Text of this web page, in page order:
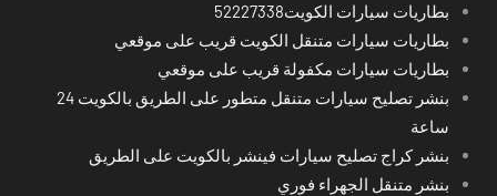
بطاريات سيارات الكويت52227338
بطاريات سيارات متنقل الكويت قريب على موقعي
بطاريات سيارات مكفولة قريب على موقعي
بنشر تصليح سيارات متنقل متطور على الطريق بالكويت 24
ساعة
بنشر كراج تصليح سيارات فينشر بالكويت على الطريق
بنشر متنقل الجهراء فوري